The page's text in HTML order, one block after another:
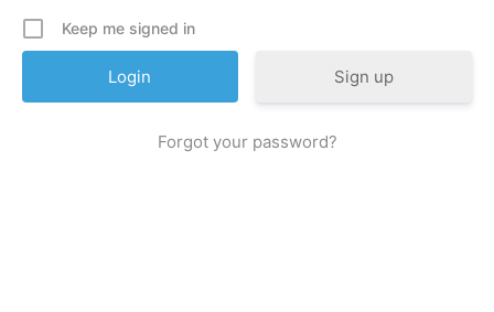
Keep me signed in
Sign up
Forgot your password?